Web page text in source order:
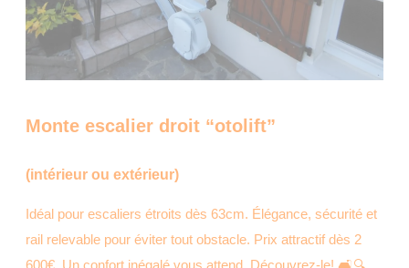
Monte escalier droit “otolift”
(intérieur ou extérieur)
Idéal pour escaliers étroits dès 63cm. Élégance, sécurité et
rail relevable pour éviter tout obstacle. Prix attractif dès 2